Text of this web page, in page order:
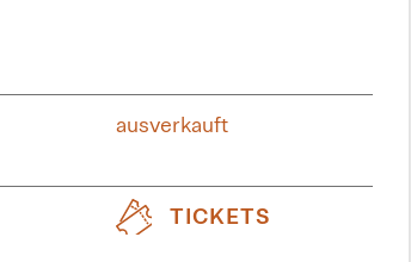
ausverkauft
TICKETS